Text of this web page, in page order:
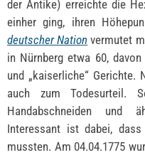
der Antike) erreichte die
einher ging, ihren
deutscher Nation vermutet
in Nürnberg etwa 60,
und „kaiserliche“
auch zum Todesurteil.
Handabschneiden und
Interessant ist dabei,
mussten. Am 04.04.1775